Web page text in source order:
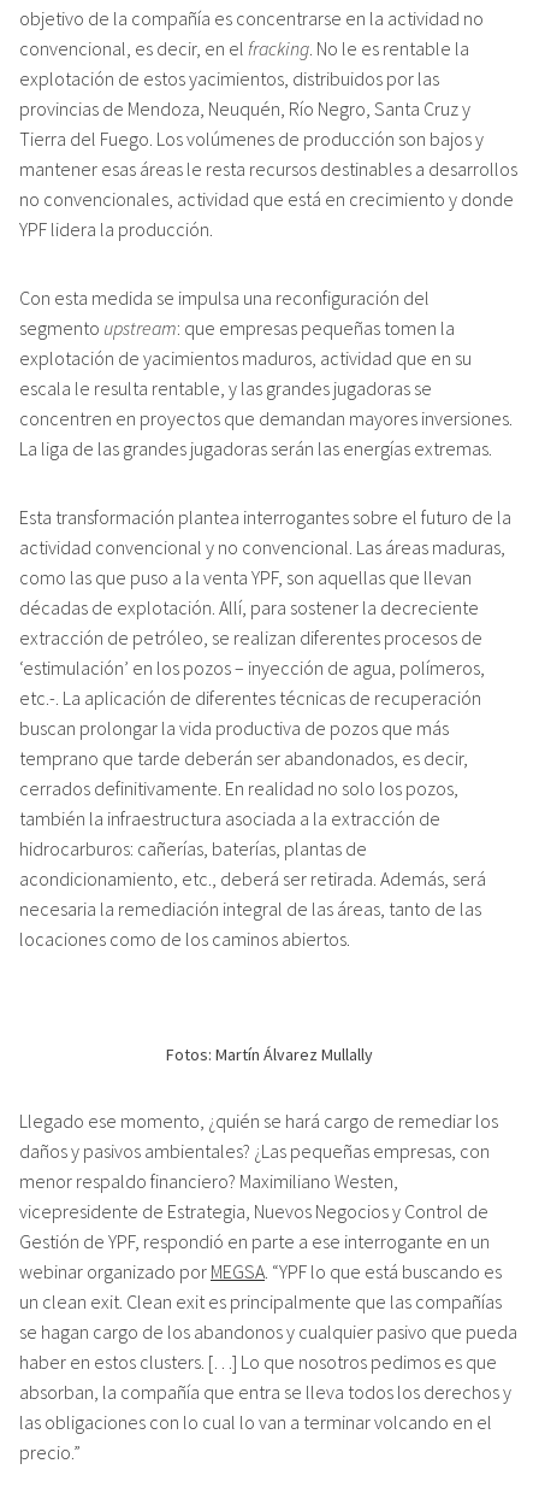
objetivo de la compañía es concentrarse en la actividad no
convencional, es decir, en el fracking. No le es rentable la
explotación de estos yacimientos, distribuidos por las
provincias de Mendoza, Neuquén, Río Negro, Santa Cruz y
Tierra del Fuego. Los volúmenes de producción son bajos y
mantener esas áreas le resta recursos destinables a desarrollos
no convencionales, actividad que está en crecimiento y donde
YPF lidera la producción.
Con esta medida se impulsa una reconfiguración del
segmento upstream: que empresas pequeñas tomen la
explotación de yacimientos maduros, actividad que en su
escala le resulta rentable, y las grandes jugadoras se
concentren en proyectos que demandan mayores inversiones.
La liga de las grandes jugadoras serán las energías extremas.
Esta transformación plantea interrogantes sobre el futuro de la
actividad convencional y no convencional. Las áreas maduras,
como las que puso a la venta YPF, son aquellas que llevan
décadas de explotación. Allí, para sostener la decreciente
extracción de petróleo, se realizan diferentes procesos de
‘estimulación’ en los pozos – inyección de agua, polímeros,
etc.-. La aplicación de diferentes técnicas de recuperación
buscan prolongar la vida productiva de pozos que más
temprano que tarde deberán ser abandonados, es decir,
cerrados definitivamente. En realidad no solo los pozos,
también la infraestructura asociada a la extracción de
hidrocarburos: cañerías, baterías, plantas de
acondicionamiento, etc., deberá ser retirada. Además, será
necesaria la remediación integral de las áreas, tanto de las
locaciones como de los caminos abiertos.
Fotos: Martín Álvarez Mullally
Llegado ese momento, ¿quién se hará cargo de remediar los
daños y pasivos ambientales? ¿Las pequeñas empresas, con
menor respaldo financiero? Maximiliano Westen,
vicepresidente de Estrategia, Nuevos Negocios y Control de
Gestión de YPF, respondió en parte a ese interrogante en un
webinar organizado por MEGSA. “YPF lo que está buscando es
un clean exit. Clean exit es principalmente que las compañías
se hagan cargo de los abandonos y cualquier pasivo que pueda
haber en estos clusters. […] Lo que nosotros pedimos es que
absorban, la compañía que entra se lleva todos los derechos y
las obligaciones con lo cual lo van a terminar volcando en el
precio.”